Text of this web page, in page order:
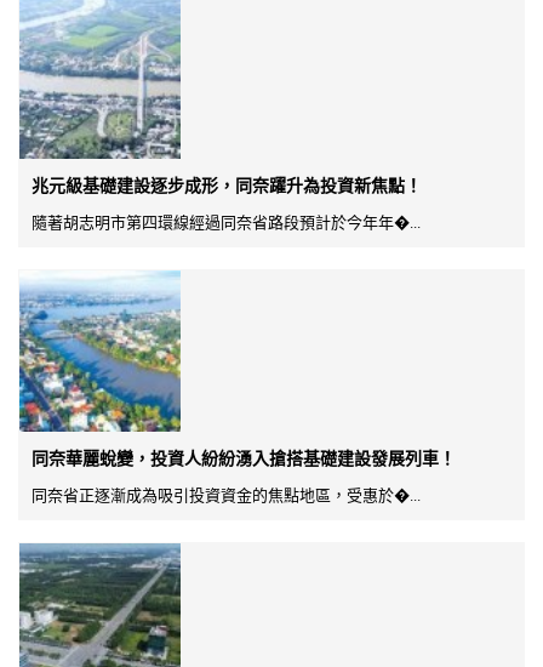
兆元級基礎建設逐步成形，同奈躍升為投資新焦點！
隨著胡志明市第四環線經過同奈省路段預計於今年年�...
同奈華麗蛻變，投資人紛紛湧入搶搭基礎建設發展列車！
同奈省正逐漸成為吸引投資資金的焦點地區，受惠於�...